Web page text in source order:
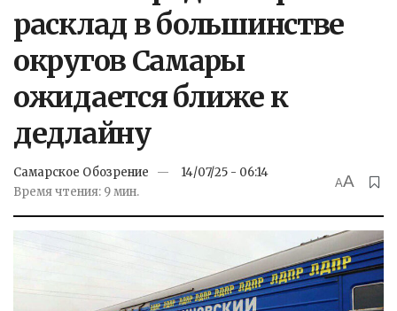
расклад в большинстве
округов Самары
ожидается ближе к
дедлайну
Самарское Обозрение
14/07/25 - 06:14
Время чтения: 9 мин.
AA